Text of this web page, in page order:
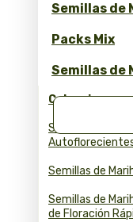
Semillas de
Packs Mix
Semillas de
Colecciones
Semillas de
Semillas de
Semillas de
de Floración